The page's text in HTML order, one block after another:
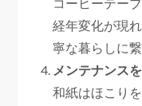
コーヒーテー
経年変化が現
寧な暮らしに繋
メンテナンス
和紙はほこり